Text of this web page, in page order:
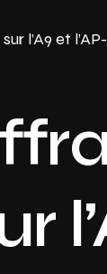
l’A9 et